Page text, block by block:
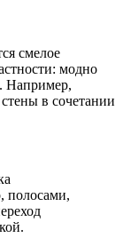
смелое
модно
Например,
в сочетании
полосами,